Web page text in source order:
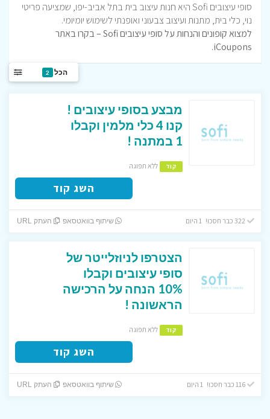
סופי עיצובים Sofi היא חנות עיצוב בית בתל אביב-יפו, שמציעה פריטי
נוי, כלי בית, מתנות ועיצוב צבעוני ואופנתי לשימוש יומיומי.
למצוא קופונים והנחות על סופי עיצובים Sofi – בקרו באתר
iCoupons.
הכל 2
מבצע בסופי עיצובים !
קנו 4 כלי מלמין וקבלו
1 במתנה !
קוד ללא תפוגה
השג קוד
שיתוף בוואטסאפ העתק URL
הצטרפו לניוזלייטר של
סופי עיצובים וקבלו
10% הנחה על הרכישה
הראשונה !
קוד ללא תפוגה
השג קוד
116 כבר חסכו! 1 היום שיתוף בוואטסאפ העתק URL